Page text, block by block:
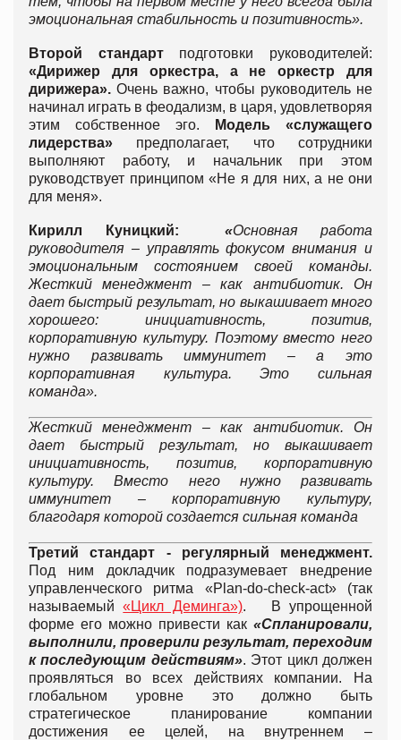
эмоциональная стабильность и позитивность».
Второй стандартподготовки руководителей:
«Дирижер для оркестра, а не оркестр для
дирижера».Очень важно, чтобы руководитель не
начинал играть в феодализм, в царя, удовлетворяя
этим собственное эго.
Модель «служащего
лидерства» предполагает, что сотрудники
выполняют работу, и начальник при этом
руководствует принципом «Не я для них, а не они
для меня».
Кирилл Куницкий: «Основная работа
руководителя – управлять фокусом внимания и
эмоциональным состоянием своей команды.
Жесткий менеджмент – как антибиотик. Он
дает быстрый результат, но выкашивает много
хорошего: инициативность, позитив,
корпоративную культуру. Поэтому вместо него
нужно развивать иммунитет – а это
корпоративная культура. Это сильная
команда».
Жесткий менеджмент – как антибиотик. Он
дает быстрый результат, но выкашивает
инициативность, позитив, корпоративную
культуру. Вместо него нужно развивать
иммунитет – корпоративную культуру,
благодаря которой создается сильная команда
Третий стандарт - регулярный менеджмент.
Под ним докладчик подразумевает внедрение
управленческого ритма «Plan-do-check-act» (так
называемый«Цикл Деминга»). В упрощенной
форме его можно привести как «Спланировали,
выполнили, проверили результат, переходим
к последующим действиям». Этот цикл должен
проявляться во всех действиях компании. На
глобальном уровне это должно быть
стратегическое планирование компании
достижения ее целей, на внутреннем –